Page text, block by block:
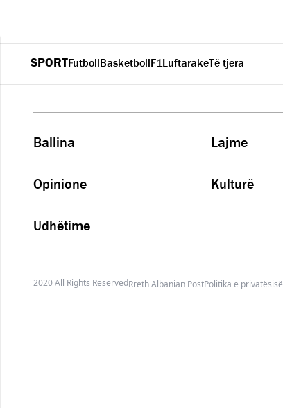
SPORTFutbollBasketbollF1LuftarakeTë tjera
Ballina Lajme
Opinione Kulturë
Udhëtime
2020 All Rights ReservedRreth Albanian PostPolitika e privatësisë